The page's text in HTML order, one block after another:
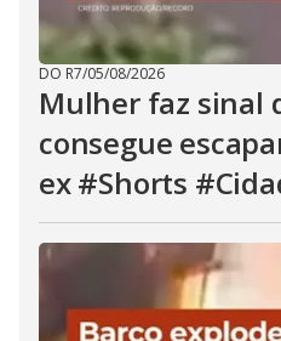
DO R7/05/08/2026
Mulher faz sinal
consegue
ex #Shorts